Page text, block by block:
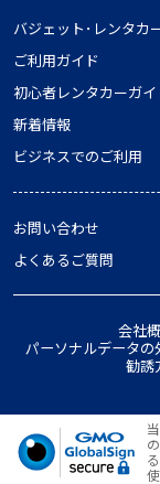
バジェット･レンタカ
ご利用ガイド
初心者レンタカーガイ
新着情報
ビジネスでのご利用
お問い合わせ
よくあるご質問
会社
パーソナルデータの
勧誘